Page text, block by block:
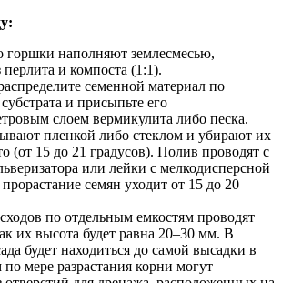
наполняют землесмесью,
перлита и компоста (1:1).
семенной материал по
и присыпьте его
слоем вермикулита либо песка.
пленкой либо стеклом и убирают их
(от 15 до 21 градусов). Полив проводят с
или лейки с мелкодисперсной
семян уходит от 15 до 20
по отдельным емкостям проводят
их высота будет равна 20–30 мм. В
будет находиться до самой высадки в
по мере разрастания корни могут